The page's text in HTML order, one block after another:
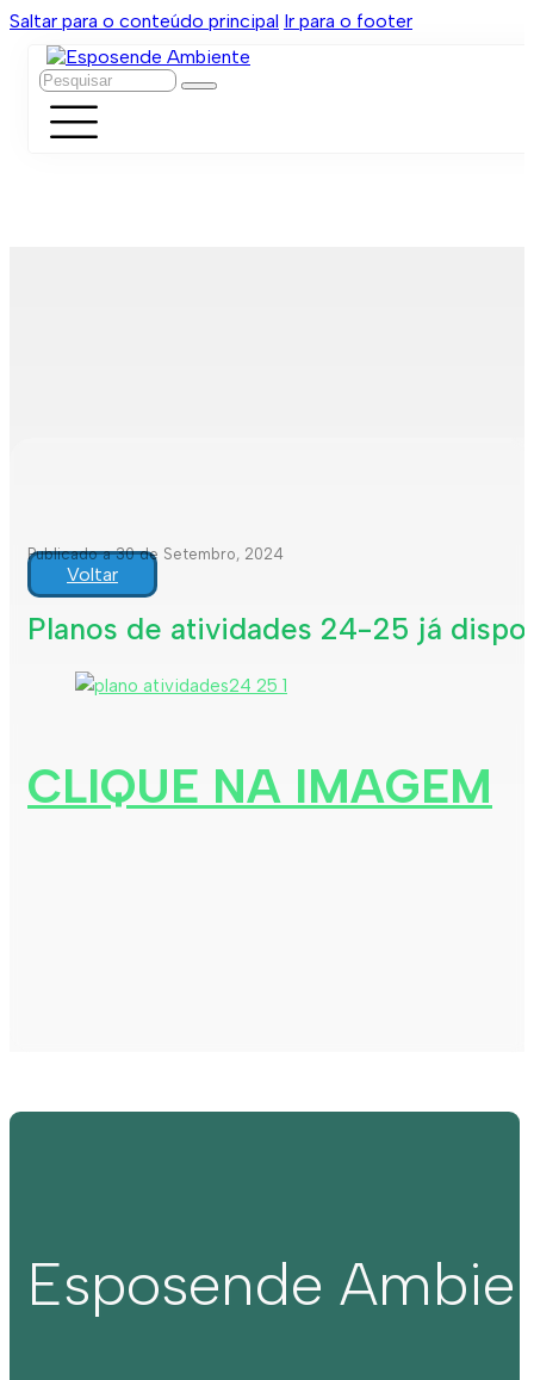
Saltar para o conteúdo principal Ir para o footer
Pesquisar
Publicado a 30 de Setembro, 2024
Voltar
Planos de atividades 24-25 já
CLIQUE NA IMAGEM
Esposende